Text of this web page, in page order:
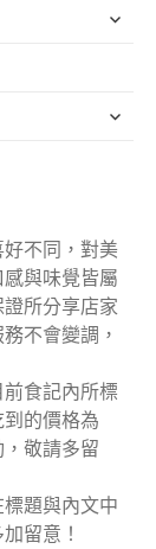
單
子
展
單
展
不同，對美
與味覺皆屬
所分享店家
不會變調，
食記內所標
的價格為
敬請多留
題與內文中
留意！